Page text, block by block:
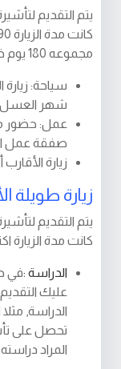
يتم التقديم
مجموعه 180 يوم خلال السنة و تتضمن اسباب الزيارة الآتية:
سياحة: زيارة
شهر العسل,
عمل: حضور
صفقة عمل
زيارة
زيارة طويلة
يتم التقديم
كانت مدة الزيارة اكثر من 90 يوم
الدراسة :في
عليك
الدراسة,
المراد دراسته.